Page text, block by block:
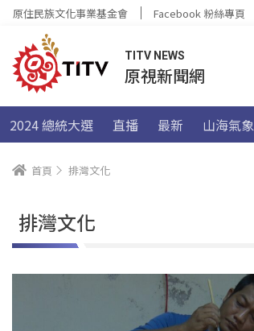
原住民族文化事業基金會 Facebook 粉絲專頁
TITV NEWS
原視新聞網
2024 總統大選 直播 最新 山海氣象
首頁 排灣文化
排灣文化